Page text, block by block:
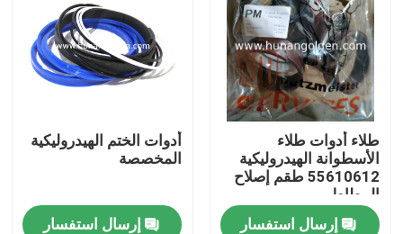
معلومات عنا
جولة في المعمل
رقابة جودة
اتصل بنا
طلاء أدوات طلاء
الأسطوانة الهيدروليكية
55610612 طقم إصلاح
المطاط
إرسال استفسار
أدوات الختم الهيدروليكية
المخصصة
إرسال استفسار